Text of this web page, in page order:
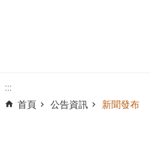
:::
首頁
公告資訊 新聞發布